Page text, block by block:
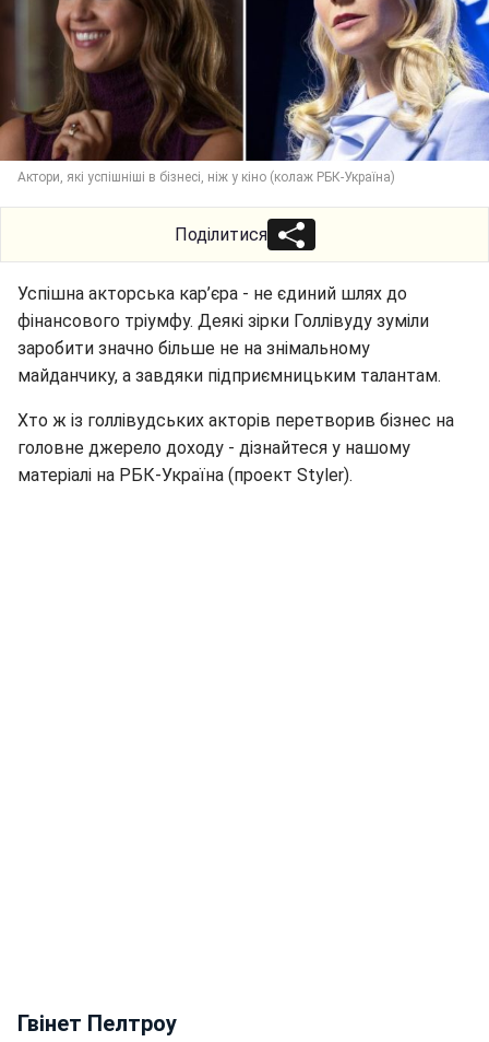
Актори, які успішніші в бізнесі, ніж у кіно (колаж РБК-Україна)
Поділитися
Успішна акторська кар’єра - не єдиний шлях до
фінансового тріумфу. Деякі зірки Голлівуду зуміли
заробити значно більше не на знімальному
майданчику, а завдяки підприємницьким талантам.
Хто ж із голлівудських акторів перетворив бізнес на
головне джерело доходу - дізнайтеся у нашому
матеріалі на РБК-Україна (проект Styler).
Гвінет Пелтроу